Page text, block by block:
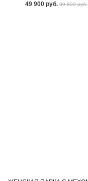
49 900 руб. 99 800 руб.